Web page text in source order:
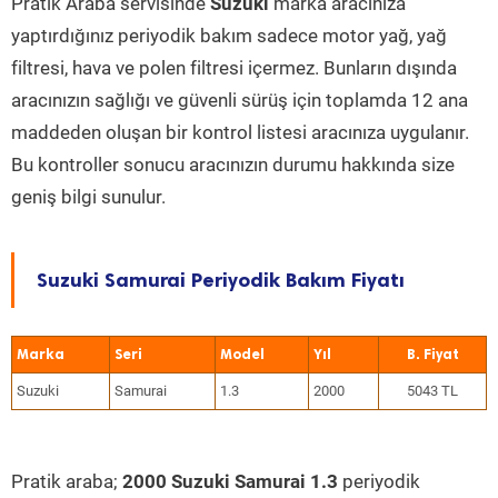
yaptırdığınız periyodik bakım sadece motor yağ, yağ
filtresi, hava ve polen filtresi içermez. Bunların dışında
aracınızın sağlığı ve güvenli sürüş için toplamda 12 ana
maddeden oluşan bir kontrol listesi aracınıza uygulanır.
Bu kontroller sonucu aracınızın durumu hakkında size
geniş bilgi sunulur.
Suzuki Samurai Periyodik Bakım Fiyatı
Marka Seri Model Yıl
Suzuki Samurai 1.3 2000 5043 TL
Pratik araba; 2000 Suzuki Samurai 1.3 periyodik